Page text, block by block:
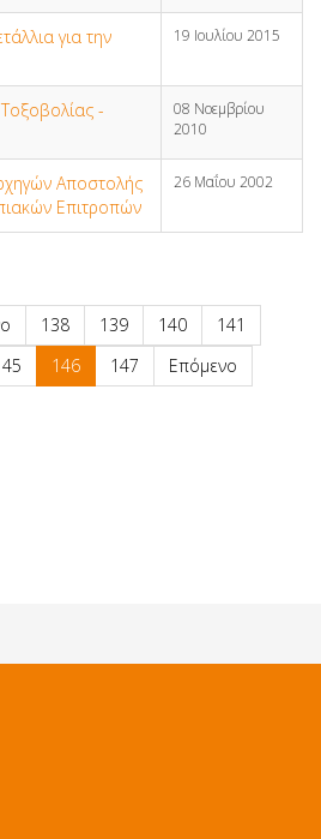
για την
19 Ιουλίου 2015
-
08 Νοεμβρίου
2010
Αποστολής
Επιτροπών
26 Μαΐου 2002
138 139 140
141
146 147
Επόμενο